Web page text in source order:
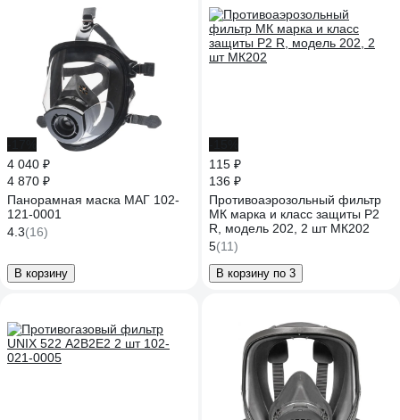
4 040 ₽
4 870 ₽
Панорамная маска МАГ 102-
121-0001
4.3(16)
В корзину
115 ₽
136 ₽
Противоаэрозольный фильтр
МК марка и класс защиты Р2
R, модель 202, 2 шт МК202
5(11)
В корзину по 3